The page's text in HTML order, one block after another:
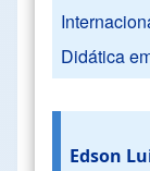
Didática
Edson